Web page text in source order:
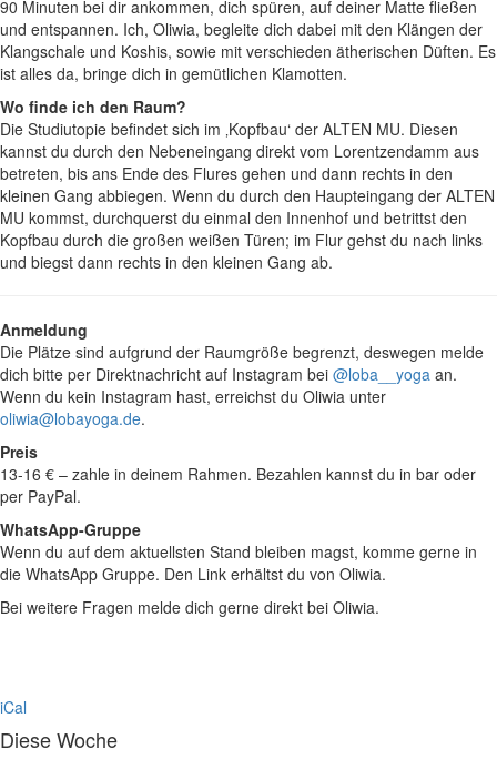
90 Minuten bei dir ankommen, dich spüren, auf deiner Matte fließen
und entspannen. Ich, Oliwia, begleite dich dabei mit den Klängen der
Klangschale und Koshis, sowie mit verschieden ätherischen Düften. Es
ist alles da, bringe dich in gemütlichen Klamotten.
Wo finde ich den Raum?
Die Studiutopie befindet sich im ‚Kopfbau‘ der ALTEN MU. Diesen
kannst du durch den Nebeneingang direkt vom Lorentzendamm aus
betreten, bis ans Ende des Flures gehen und dann rechts in den
kleinen Gang abbiegen. Wenn du durch den Haupteingang der ALTEN
MU kommst, durchquerst du einmal den Innenhof und betrittst den
Kopfbau durch die großen weißen Türen; im Flur gehst du nach links
und biegst dann rechts in den kleinen Gang ab.
Anmeldung
Die Plätze sind aufgrund der Raumgröße begrenzt, deswegen melde
dich bitte per Direktnachricht auf Instagram bei @loba__yoga an.
Wenn du kein Instagram hast, erreichst du Oliwia unter
oliwia@lobayoga.de.
Preis
13-16 € – zahle in deinem Rahmen. Bezahlen kannst du in bar oder
per PayPal.
WhatsApp-Gruppe
Wenn du auf dem aktuellsten Stand bleiben magst, komme gerne in
die WhatsApp Gruppe. Den Link erhältst du von Oliwia.
Bei weitere Fragen melde dich gerne direkt bei Oliwia.
iCal
Diese Woche